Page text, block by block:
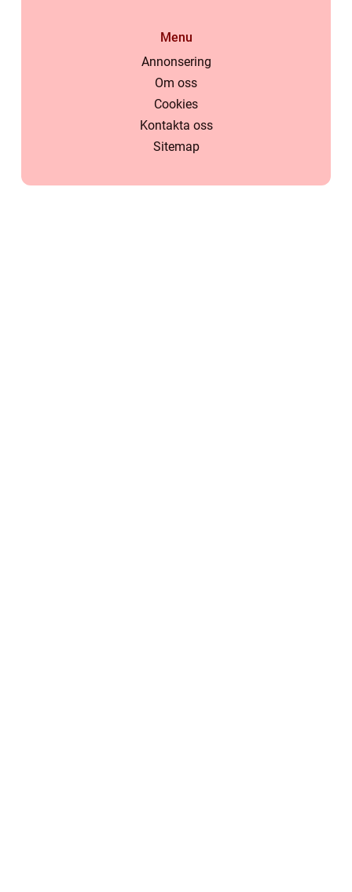
Menu
Annonsering
Om oss
Cookies
Kontakta oss
Sitemap